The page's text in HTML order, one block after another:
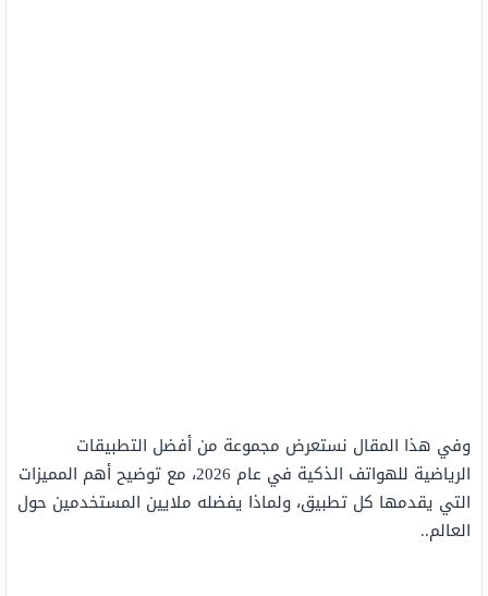
وفي هذا المقال نستعرض مجموعة من أفضل التطبيقات
الرياضية للهواتف الذكية في عام 2026، مع توضيح أهم المميزات
التي يقدمها كل تطبيق، ولماذا يفضله ملايين المستخدمين حول
العالم..